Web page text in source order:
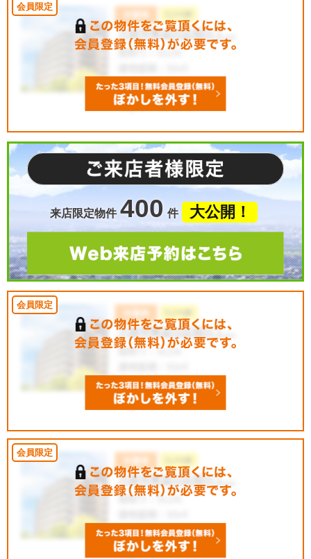
来店限定物件 400 件 大公開！